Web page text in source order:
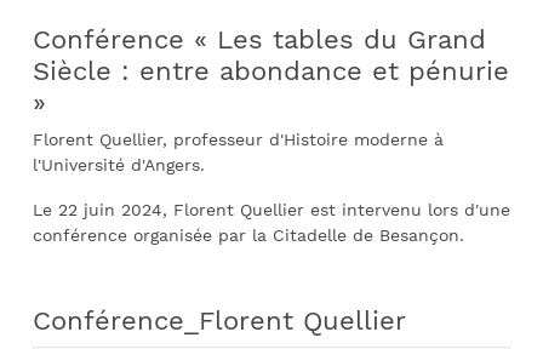
Conférence « Les tables du Grand
Siècle : entre abondance et pénurie
»
Florent Quellier, professeur d'Histoire moderne à
l'Université d'Angers.
Le 22 juin 2024, Florent Quellier est intervenu lors d'une
conférence organisée par la Citadelle de Besançon.
Conférence_Florent Quellier